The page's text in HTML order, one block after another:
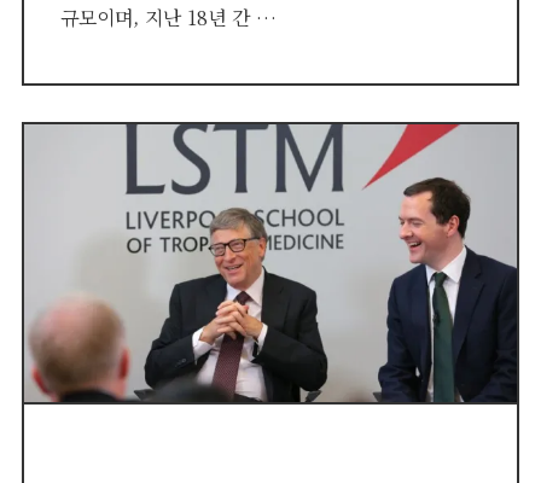
규모이며, 지난 18년 간 …